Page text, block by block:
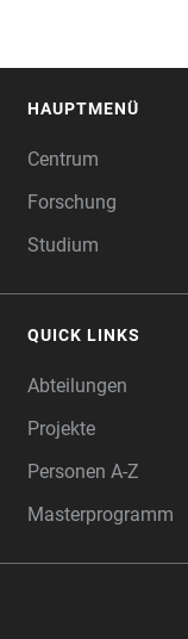
HAUPTMENÜ
Centrum
Forschung
Studium
QUICK LINKS
Abteilungen
Projekte
Personen A-Z
Masterprogramm